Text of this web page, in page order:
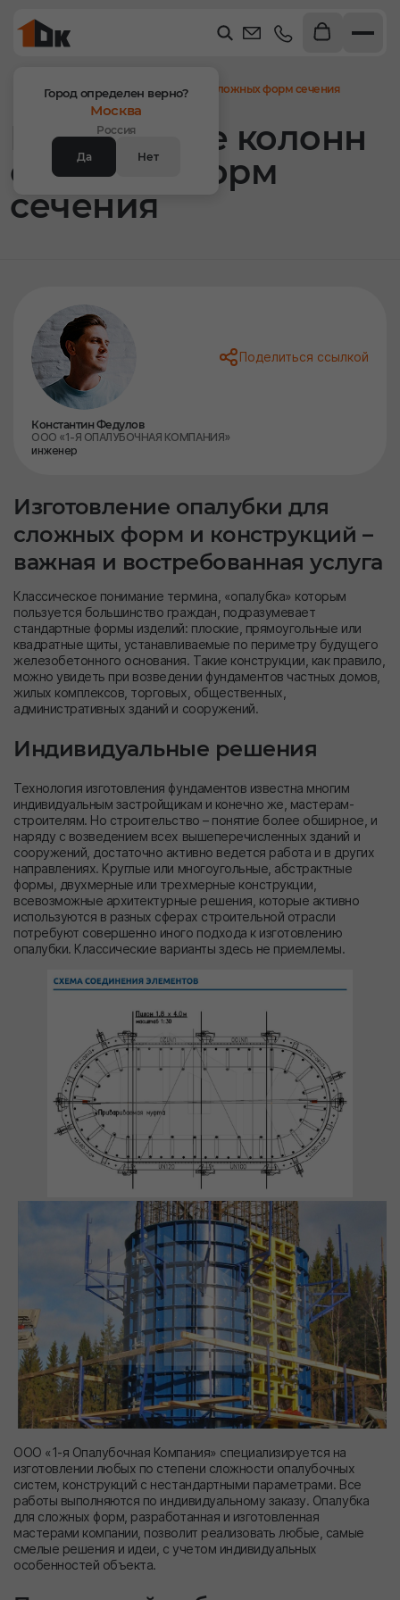
Город определен верно?
Москва
Россия
Да
Нет
Возведение колонн
сложных форм
сечения
Главная Статьи Возведение колонн сложных форм сечения
Константин Федулов
ООО «1-Я ОПАЛУБОЧНАЯ КОМПАНИЯ»
инженер
Поделиться ссылкой
Изготовление опалубки для
сложных форм и конструкций –
важная и востребованная услуга
Классическое понимание термина, «опалубка» которым
пользуется большинство граждан, подразумевает
стандартные формы изделий: плоские, прямоугольные или
квадратные щиты, устанавливаемые по периметру будущего
железобетонного основания. Такие конструкции, как правило,
можно увидеть при возведении фундаментов частных домов,
жилых комплексов, торговых, общественных,
административных зданий и сооружений.
Индивидуальные решения
Технология изготовления фундаментов известна многим
индивидуальным застройщикам и конечно же, мастерам-
строителям. Но строительство – понятие более обширное, и
наряду с возведением всех вышеперечисленных зданий и
сооружений, достаточно активно ведется работа и в других
направлениях. Круглые или многоугольные, абстрактные
формы, двухмерные или трехмерные конструкции,
всевозможные архитектурные решения, которые активно
используются в разных сферах строительной отрасли
потребуют совершенно иного подхода к изготовлению
опалубки. Классические варианты здесь не приемлемы.
ООО «1-я Опалубочная Компания» специализируется на
изготовлении любых по степени сложности опалубочных
систем, конструкций с нестандартными параметрами. Все
работы выполняются по индивидуальному заказу. Опалубка
для сложных форм, разработанная и изготовленная
мастерами компании, позволит реализовать любые, самые
смелые решения и идеи, с учетом индивидуальных
особенностей объекта.